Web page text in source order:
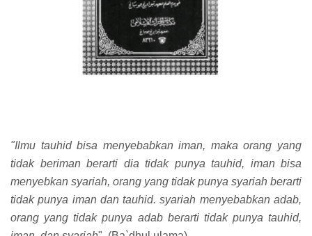
"Ilmu tauhid bisa menyebabkan iman, maka orang yang
tidak beriman berarti dia tidak punya tauhid, iman bisa
menyebkan syariah, orang yang tidak punya syariah berarti
tidak punya iman dan tauhid. syariah menyebabkan adab,
orang yang tidak punya adab berarti tidak punya tauhid,